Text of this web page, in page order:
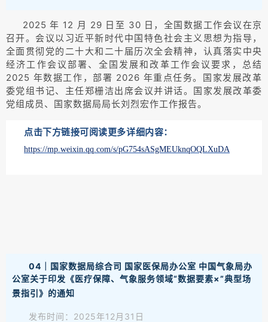
2025 年 12 月 29 日至 30 日，全国数据工作会议在京
召开。会议以习近平新时代中国特色社会主义思想为指导，
全面贯彻党的二十大和二十届历次全会精神，认真落实中央
经济工作会议部署、全国发展和改革工作会议要求，总结
2025 年数据工作，部署 2026 年重点任务。国家发展改革
委党组书记、主任郑栅洁出席会议并讲话。国家发展改革委
党组成员、国家数据局局长刘烈宏作工作报告。
点击下方链接可阅读更多详细内容：
https://mp.weixin.qq.com/s/pG754sASgMEUknqOQLXuDA
04｜国家数据局综合司 国家医保局办公室 中国气象局办
公室关于印发《医疗保障、气象服务领域“数据要素×”典型场
景指引》的通知
发布时间：2025年12月31日